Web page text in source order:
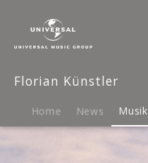
Musik
allein
Florian Künstler
Home News Musik